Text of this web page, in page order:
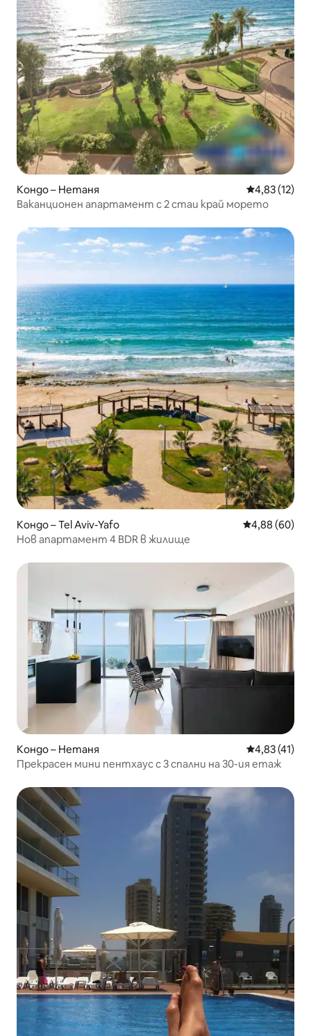
Кондо – Нетаня Средна
4,83 (12)
Ваканционен апартамент с 2 стаи край морето
Кондо – Tel Aviv-Yafo Средна
4,88 (60)
Нов апартамент 4 BDR в жилище
Кондо – Нетаня Средна
4,83 (41)
Прекрасен мини пентхаус с 3 спални на 30-ия етаж